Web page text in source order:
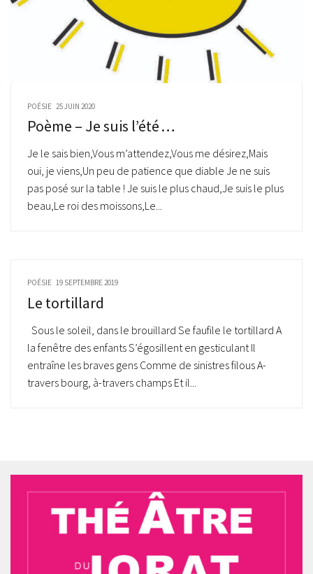
POÉSIE 25 JUIN 2020
Poème – Je suis l’été …
Je le sais bien,Vous m’attendez,Vous me désirez,Mais
oui, je viens,Un peu de patience que diable Je ne suis
pas posé sur la table ! Je suis le plus chaud,Je suis le plus
beau,Le roi des moissons,Le...
POÉSIE 19 SEPTEMBRE 2019
Le tortillard
Sous le soleil, dans le brouillard Se faufile le tortillard A
la fenêtre des enfants S’égosillent en gesticulant Il
entraîne les braves gens Comme de sinistres filous A-
travers bourg, à-travers champs Et il...